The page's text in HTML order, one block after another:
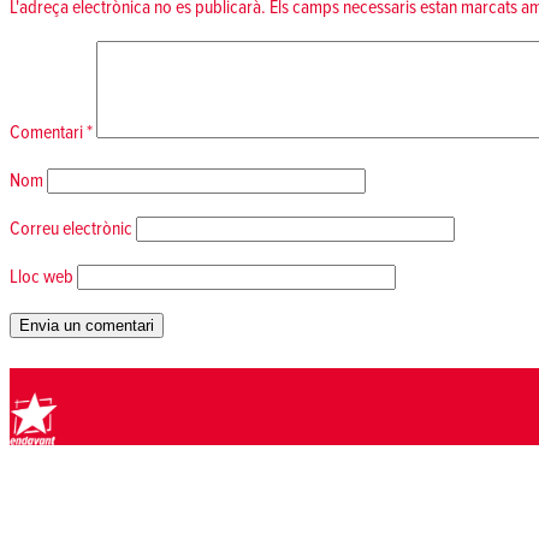
L'adreça electrònica no es publicarà. Els camps necessaris estan marcats
Comentari*
Nom
Correu electrònic
Lloc web